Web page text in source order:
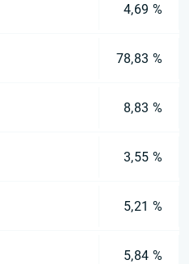
4,69 %
78,83 %
8,83 %
3,55 %
5,21 %
5,84 %